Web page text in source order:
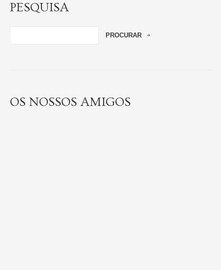
PESQUISA
OS NOSSOS AMIGOS